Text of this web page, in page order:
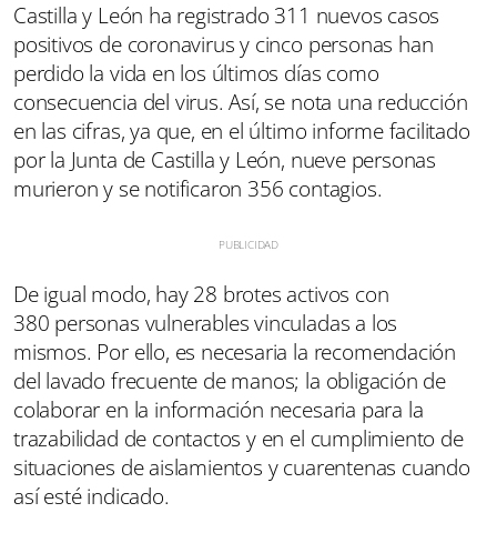
Castilla y León ha registrado 311 nuevos casos
positivos de coronavirus y cinco personas han
perdido la vida en los últimos días como
consecuencia del virus. Así, se nota una reducción
en las cifras, ya que, en el último informe facilitado
por la Junta de Castilla y León, nueve personas
murieron y se notificaron 356 contagios.
De igual modo, hay 28 brotes activos con
380 personas vulnerables vinculadas a los
mismos. Por ello, es necesaria la recomendación
del lavado frecuente de manos; la obligación de
colaborar en la información necesaria para la
trazabilidad de contactos y en el cumplimiento de
situaciones de aislamientos y cuarentenas cuando
así esté indicado.